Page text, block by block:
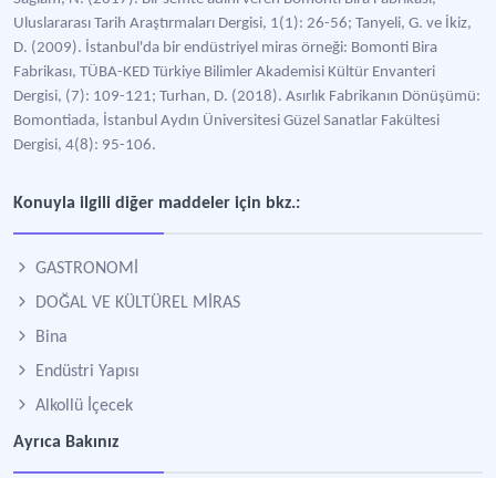
Uluslararası Tarih Araştırmaları Dergisi, 1(1): 26-56; Tanyeli, G. ve İkiz,
D. (2009). İstanbul'da bir endüstriyel miras örneği: Bomonti Bira
Fabrikası, TÜBA-KED Türkiye Bilimler Akademisi Kültür Envanteri
Dergisi, (7): 109-121; Turhan, D. (2018). Asırlık Fabrikanın Dönüşümü:
Bomontiada, İstanbul Aydın Üniversitesi Güzel Sanatlar Fakültesi
Dergisi, 4(8): 95-106.
Konuyla ilgili diğer maddeler için bkz.:
GASTRONOMİ
DOĞAL VE KÜLTÜREL MİRAS
Bina
Endüstri Yapısı
Alkollü İçecek
Ayrıca Bakınız